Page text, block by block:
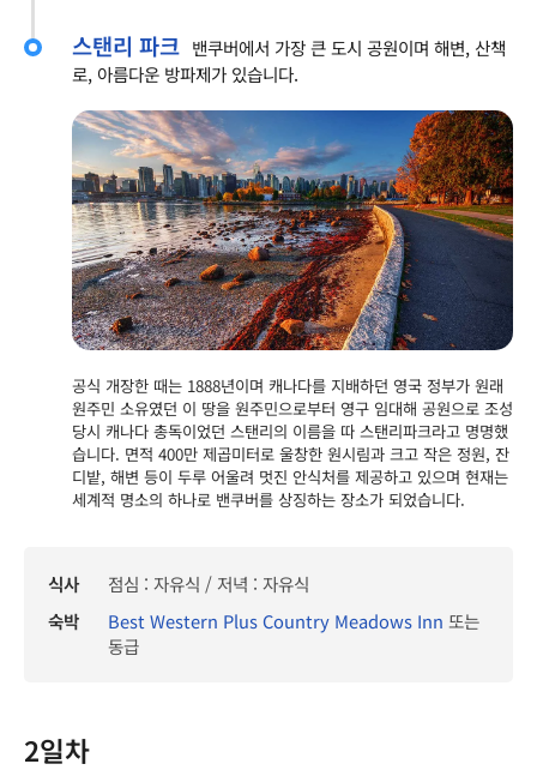
스탠리 파크 밴쿠버에서 가장 큰 도시 공원이며 해변, 산책
로, 아름다운 방파제가 있습니다.
공식 개장한 때는 1888년이며 캐나다를 지배하던 영국 정부가 원래
원주민 소유였던 이 땅을 원주민으로부터 영구 임대해 공원으로 조성
당시 캐나다 총독이었던 스탠리의 이름을 따 스탠리파크라고 명명했
습니다. 면적 400만 제곱미터로 울창한 원시림과 크고 작은 정원, 잔
디밭, 해변 등이 두루 어울려 멋진 안식처를 제공하고 있으며 현재는
세계적 명소의 하나로 밴쿠버를 상징하는 장소가 되었습니다.
식사
점심 : 자유식 / 저녁 : 자유식
숙박
Best Western Plus Country Meadows Inn 또는
동급
2일차